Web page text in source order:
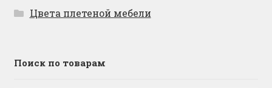
Цвета плетеной мебели
Поиск по товарам